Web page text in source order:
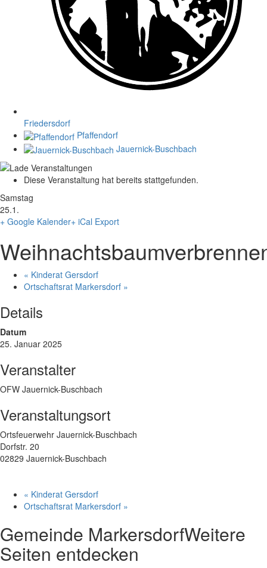
Friedersdorf
Pfaffendorf
Jauernick-Buschbach
Diese Veranstaltung hat bereits stattgefunden.
Samstag
25.1.
+ Google Kalender+ iCal Export
« Kinderat Gersdorf
Ortschaftsrat Markersdorf »
Details
Datum
25. Januar 2025
Veranstalter
OFW Jauernick-Buschbach
Veranstaltungsort
Ortsfeuerwehr Jauernick-Buschbach
Dorfstr. 20
02829 Jauernick-Buschbach
« Kinderat Gersdorf
Ortschaftsrat Markersdorf »
Gemeinde MarkersdorfWeitere
Seiten entdecken